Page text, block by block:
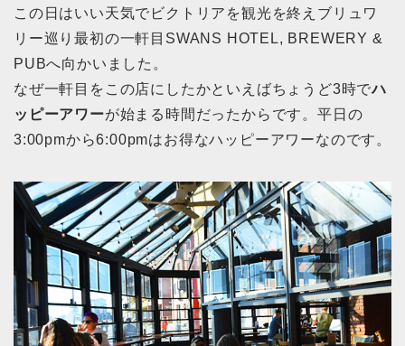
この日はいい天気でビクトリアを観光を終えブリュワ
リー巡り最初の一軒目SWANS HOTEL, BREWERY &
PUBへ向かいました。
なぜ一軒目をこの店にしたかといえばちょうど3時でハ
ッピーアワーが始まる時間だったからです。平日の
3:00pmから6:00pmはお得なハッピーアワーなのです。